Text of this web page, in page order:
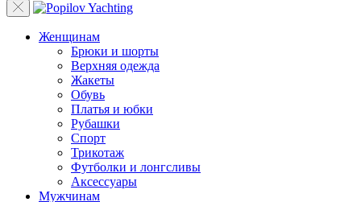
Женщинам
Брюки и шорты
Верхняя одежда
Жакеты
Обувь
Платья и юбки
Рубашки
Спорт
Трикотаж
Футболки и лонгсливы
Аксессуары
Мужчинам